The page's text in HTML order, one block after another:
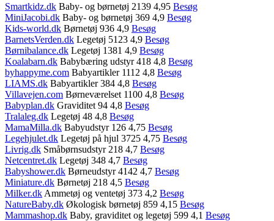
Smartkidz.dk Baby- og børnetøj 2139 4,95 Besøg
MiniJacobi.dk Baby- og børnetøj 369 4,9 Besøg
Kids-world.dk Børnetøj 936 4,9 Besøg
BarnetsVerden.dk Legetøj 5123 4,9 Besøg
Børnibalance.dk Legetøj 1381 4,9 Besøg
Koalabarn.dk Babybæring udstyr 418 4,8 Besøg
byhappyme.com Babyartikler 1112 4,8 Besøg
LIAMS.dk Babyartikler 384 4,8 Besøg
Villavejen.com Børneværelset 1100 4,8 Besøg
Babyplan.dk Graviditet 94 4,8 Besøg
Tralaleg.dk Legetøj 48 4,8 Besøg
MamaMilla.dk Babyudstyr 126 4,75 Besøg
Legehjulet.dk Legetøj på hjul 3725 4,75 Besøg
Livrig.dk Småbørnsudstyr 218 4,7 Besøg
Netcentret.dk Legetøj 348 4,7 Besøg
Babyshower.dk Børneudstyr 4142 4,7 Besøg
Miniature.dk Børnetøj 218 4,5 Besøg
Milker.dk Ammetøj og ventetøj 373 4,2 Besøg
NatureBaby.dk Økologisk børnetøj 859 4,15 Besøg
Mammashop.dk Baby, graviditet og legetøj 599 4,1 Besøg